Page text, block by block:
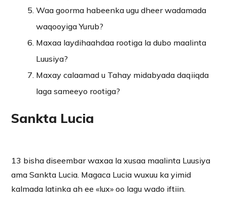
Waa goorma habeenka ugu dheer wadamada
waqooyiga Yurub?
Maxaa laydihaahdaa rootiga la dubo maalinta
Luusiya?
Maxay calaamad u Tahay midabyada daqiiqda
laga sameeyo rootiga?
Sankta Lucia
13 bisha diseembar waxaa la xusaa maalinta Luusiya
ama Sankta Lucia. Magaca Lucia wuxuu ka yimid
kalmada latinka ah ee «lux» oo lagu wado iftiin.